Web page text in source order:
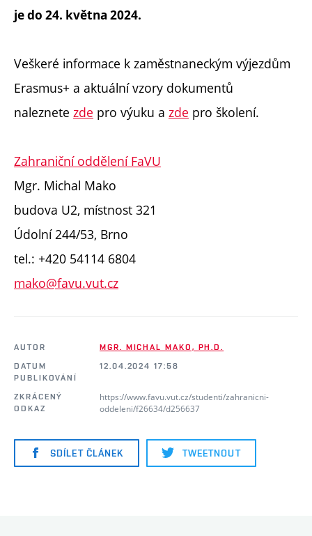
je do 24. května 2024.
Veškeré informace k zaměstnaneckým výjezdům
Erasmus+ a aktuální vzory dokumentů
naleznete zde pro výuku a zde pro školení.
Zahraniční oddělení FaVU
Mgr. Michal Mako
budova U2, místnost 321
Údolní 244/53, Brno
tel.: +420 54114 6804
mako@favu.vut.cz
AUTOR
MGR. MICHAL MAKO, PH.D.
DATUM
PUBLIKOVÁNÍ
12.04.2024 17:58
ZKRÁCENÝ
ODKAZ
https://www.favu.vut.cz/studenti/zahranicni-
oddeleni/f26634/d256637
SDÍLET ČLÁNEK TWEETNOUT